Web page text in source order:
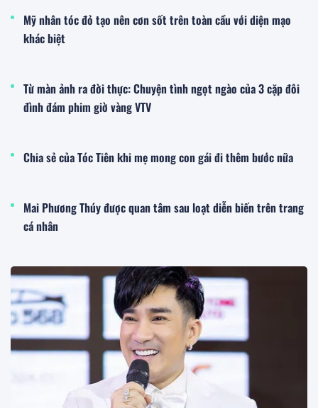
Mỹ nhân tóc đỏ tạo nên cơn sốt trên toàn cầu với diện mạo
khác biệt
Từ màn ảnh ra đời thực: Chuyện tình ngọt ngào của 3 cặp đôi
đình đám phim giờ vàng VTV
Chia sẻ của Tóc Tiên khi mẹ mong con gái đi thêm bước nữa
Mai Phương Thúy được quan tâm sau loạt diễn biến trên trang
cá nhân